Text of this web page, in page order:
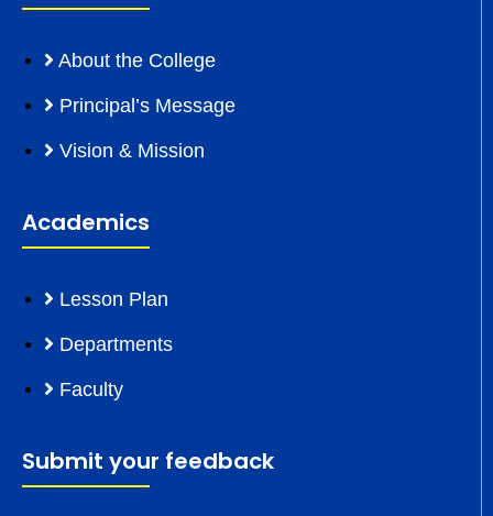
About the College
Principal’s Message
Vision & Mission
Academics
Lesson Plan
Departments
Faculty
Submit your feedback